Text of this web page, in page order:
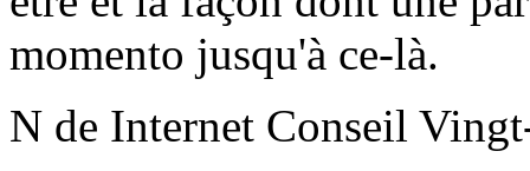
momento jusqu'à ce-là.
N de Internet Conseil